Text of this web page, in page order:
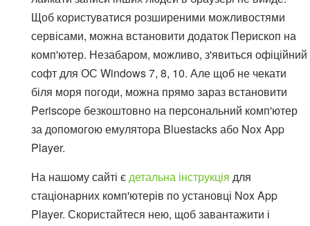
Щоб користуватися розширеними можливостями
сервісами, можна встановити додаток Перископ на
комп'ютер. Незабаром, можливо, з'явиться офіційний
софт для ОС Windows 7, 8, 10. Але щоб не чекати
біля моря погоди, можна прямо зараз встановити
Periscope безкоштовно на персональний комп'ютер
за допомогою емулятора Bluestacks або Nox App
Player.
На нашому сайті єдетальна інструкція для
стаціонарних комп'ютерів по установці Nox App
Player. Скористайтеся нею, щоб завантажити і